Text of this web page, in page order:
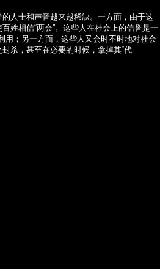
人士和声音越来越稀缺。一方面，由于这
姓相信“两会”。这些人在社会上的信誉是一
；另一方面，这些人又会时不时地对社会
杀，甚至在必要的时候，拿掉其“代